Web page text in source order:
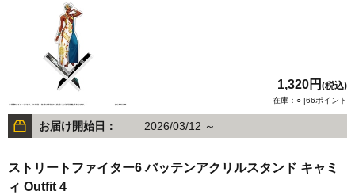
1,320円 (税込)
在庫：○ |66ポイント
お届け開始日： 2026/03/12 ～
ストリートファイター6 バッテンアクリルスタンド キャミ
ィ Outfit 4